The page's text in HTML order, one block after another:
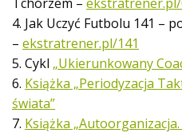
4. Jak Uczyć Futbolu 141 –
–ekstratrener.pl/141
5. Cykl „Ukierunkowany
6. Książka „Periodyzacja
świata”
7. Książka